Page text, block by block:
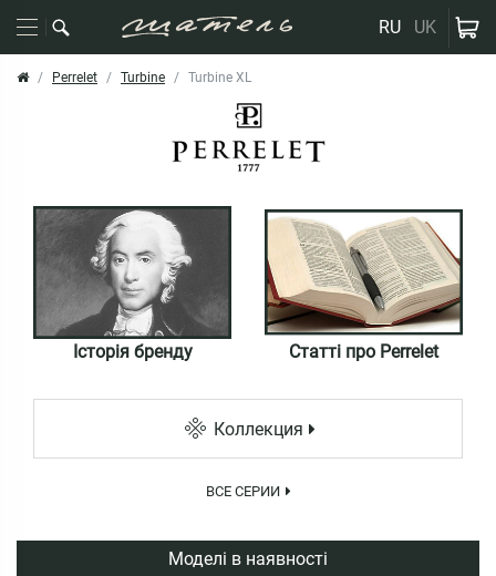
RU UK
Perrelet Turbine Turbine XL
Історія бренду Статті про Perrelet
Коллекция
ВСЕ СЕРИИ
Моделі в наявності